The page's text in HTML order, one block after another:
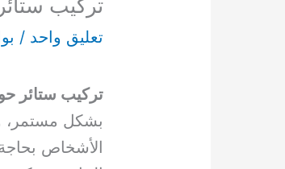
تركيب ستائر
تعليق واحد /
تركيب ستائر
بشكل مستمر،
الأشخاص